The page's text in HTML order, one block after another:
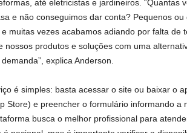
até eletricistas e jardineiros. “Quantas
e não conseguimos dar conta? Pequenos
muitas vezes acabamos adiando por falta de
nossos produtos e soluções com uma
explica Anderson.
é simples: basta acessar o site ou baixar o
Store) e preencher o formulário informando a
busca o melhor profissional para